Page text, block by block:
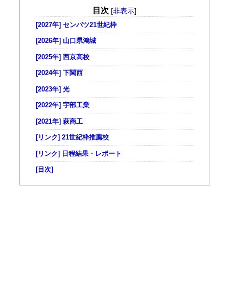
目次 [非表示]
[2027年] センバツ21世紀枠
[2026年] 山口県鴻城
[2025年] 西京高校
[2024年] 下関西
[2023年] 光
[2022年] 宇部工業
[2021年] 萩商工
[リンク] 21世紀枠推薦校
[リンク] 日程結果・レポート
[目次]